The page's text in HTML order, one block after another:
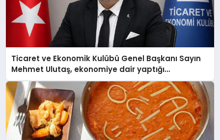
Ticaret ve Ekonomik Kulübü Genel Başkanı Sayın
Mehmet Ulutaş, ekonomiye dair yaptığı
açıklamada şunları kaydetti: